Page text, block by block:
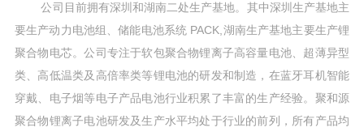
公司目前拥有深圳和湖南二处生产基地。其中深圳生产基地主
要生产动力电池组、储能电池系统 PACK,湖南生产基地主要生产锂
聚合物电芯。公司专注于软包聚合物锂离子高容量电池、超薄异型
类、高低温类及高倍率类等锂电池的研发和制造，在蓝牙耳机智能
穿戴、电子烟等电子产品电池行业积累了丰富的生产经验。聚和源
聚合物锂离子电池研发及生产水平均处于行业的前列，所有产品均